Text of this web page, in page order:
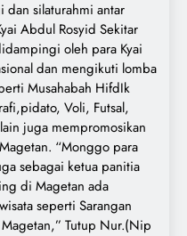
dan silaturahmi antar
Abdul Rosyid Sekitar
oleh para Kyai
dan mengikuti lomba
Musahabah HifdIk
Voli, Futsal,
juga mempromosikan
“Monggo para
sebagai ketua panitia
di Magetan ada
seperti Sarangan
Tutup Nur.(Nip